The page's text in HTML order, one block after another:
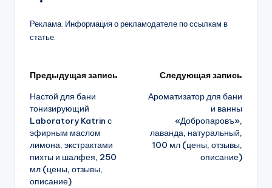
Реклама. Информация о рекламодателе по ссылкам в
статье.
Навигация
записи
Предыдущая запись
Настой для бани
тонизирующий
Laboratory Katrin с
эфирным маслом
лимона, экстрактами
пихты и шалфея, 250
мл (цены, отзывы,
описание)
Следующая запись
Ароматизатор для бани
и ванны
«Добропаровъ»,
лаванда, натуральный,
100 мл (цены, отзывы,
описание)